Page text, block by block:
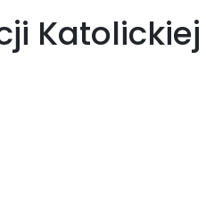
Katolickiej